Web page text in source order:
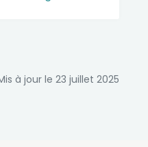
à jour le 23 juillet 2025